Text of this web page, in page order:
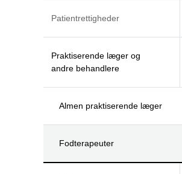
Patientrettigheder
Praktiserende læger og
andre behandlere
Almen praktiserende læger
Fodterapeuter